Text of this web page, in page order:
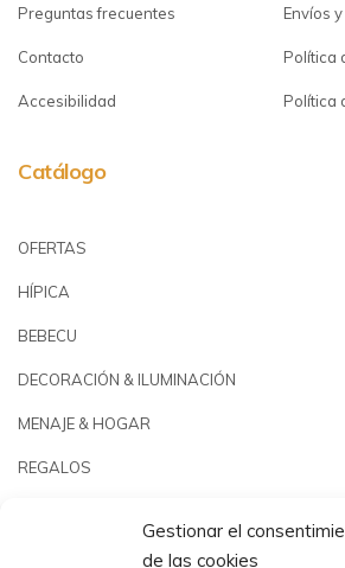
Gestionar el
de las cookies
Preguntas frecuentes
Contacto
Accesibilidad
Envíos
Política
Política
Catálogo
OFERTAS
HÍPICA
BEBECU
DECORACIÓN & ILUMINACIÓN
MENAJE & HOGAR
REGALOS
PISCINAS & REPUESTOS